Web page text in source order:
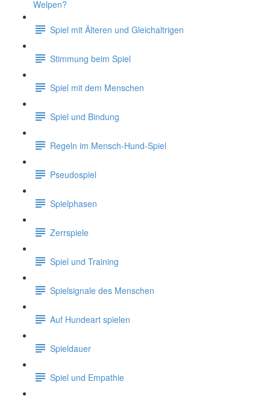
Welpen?
Spiel mit Älteren und Gleichaltrigen
Stimmung beim Spiel
Spiel mit dem Menschen
Spiel und Bindung
Regeln im Mensch-Hund-Spiel
Pseudospiel
Spielphasen
Zerrspiele
Spiel und Training
Spielsignale des Menschen
Auf Hundeart spielen
Spieldauer
Spiel und Empathie